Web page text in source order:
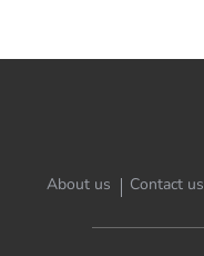
About us Contact us